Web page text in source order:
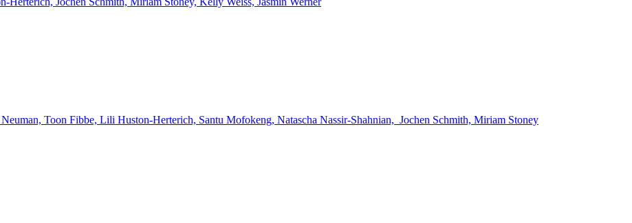
Toon Fibbe, Lili Huston-Herterich, Santu Mofokeng, Natascha Nassir-Shahnian, Jochen Schmith, Miriam Stoney